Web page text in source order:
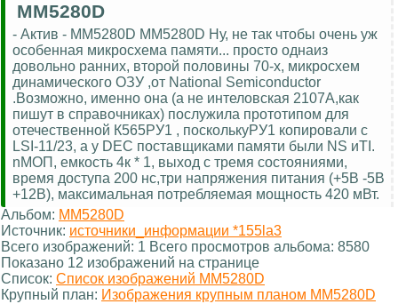
MM5280D
- Актив - MM5280D MM5280D Ну, не так чтобы очень уж
особенная микросхема памяти... просто однаиз
довольно ранних, второй половины 70-х, микросхем
динамического ОЗУ ,от National Semiconductor
.Возможно, именно она (а не интеловская 2107A,как
пишут в справочниках) послужила прототипом для
отечественной К565РУ1 , посколькуРУ1 копировали с
LSI-11/23, а у DEC поставщиками памяти были NS иTI.
nМОП, емкость 4к * 1, выход с тремя состояниями,
время доступа 200 нс,три напряжения питания (+5В -5В
+12В), максимальная потребляемая мощность 420 мВт.
Альбом: MM5280D
Источник: источники_информации *155la3
Всего изображений: 1 Всего просмотров альбома: 8580
Показано 12 изображений на странице
Список: Список изображений MM5280D
Крупный план: Изображения крупным планом MM5280D